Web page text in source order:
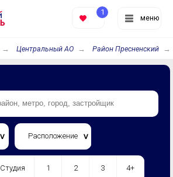
меню
1
Центральный АО Район Пресненский
Расположение
Студия 1 2 3 4+